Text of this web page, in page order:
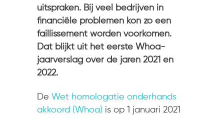
uitspraken. Bij veel bedrijven in
financiële problemen kon zo een
faillissement worden voorkomen.
Dat blijkt uit het eerste Whoa-
jaarverslag over de jaren 2021 en
2022.
De Wet homologatie onderhands
akkoord (Whoa) is op 1 januari 2021